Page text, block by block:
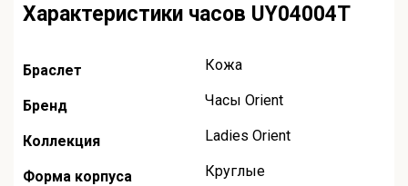
Характеристики часов UY04004T
Браслет Кожа
Бренд Часы Orient
Коллекция Ladies Orient
Форма корпуса Круглые